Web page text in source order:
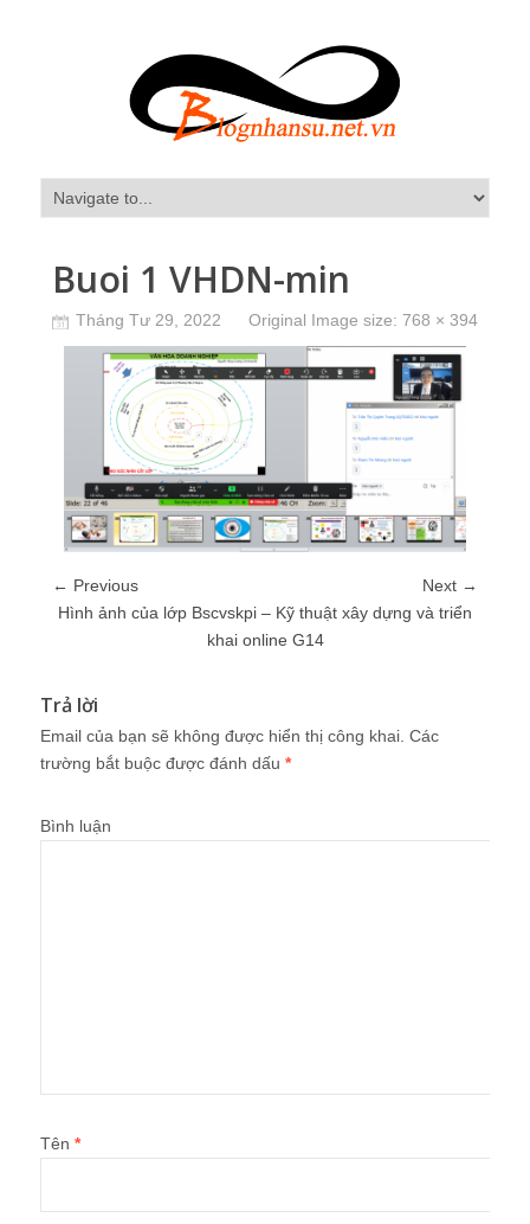
Buoi 1 VHDN-min
Tháng Tư 29, 2022 Original Image size: 768 × 394
← Previous
Next →
Hình ảnh của lớp Bscvskpi – Kỹ thuật xây dựng và triển
khai online G14
Trả lời
Email của bạn sẽ không được hiển thị công khai. Các
trường bắt buộc được đánh dấu *
Bình luận
Tên *